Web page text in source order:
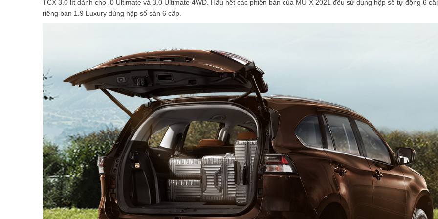
TCX 3.0 lít dành cho .0 Ultimate và 3.0 Ultimate 4WD. Hầu hết các phiên bản của MU-X 2021 đều sử dụng hộp số tự động 6
riêng bản 1.9 Luxury dùng hộp số sàn 6 cấp.